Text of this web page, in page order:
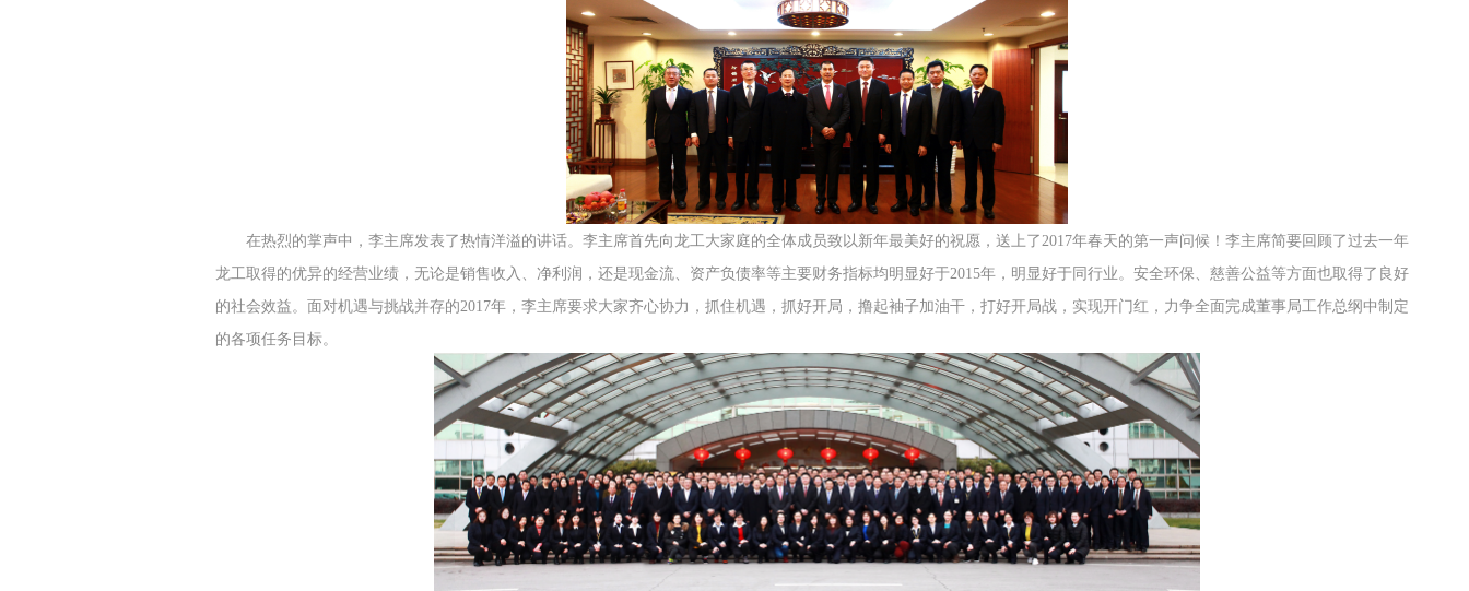
在热烈的掌声中，李主席发表了热情洋溢的讲话。李主席首先向龙工大家庭的全体成员致以新年最美好的祝愿，送上了 2017年春天的第一声问候！李主席简要回顾了过去一年
龙工取得的优异的经营业绩，无论是销售收入、净利润，还是现金流、资产负债率等主要财务指标均明显好于2015年，明显好于同行业。安全环保、慈善公益等方面也取得了良好
的社会效益。面对机遇与挑战并存的2017年，李主席要求大家齐心协力，抓住机遇，抓好开局，撸起袖子加油干，打好开局战，实现开门红，力争全面完成董事局工作总纲中制定
的各项任务目标。